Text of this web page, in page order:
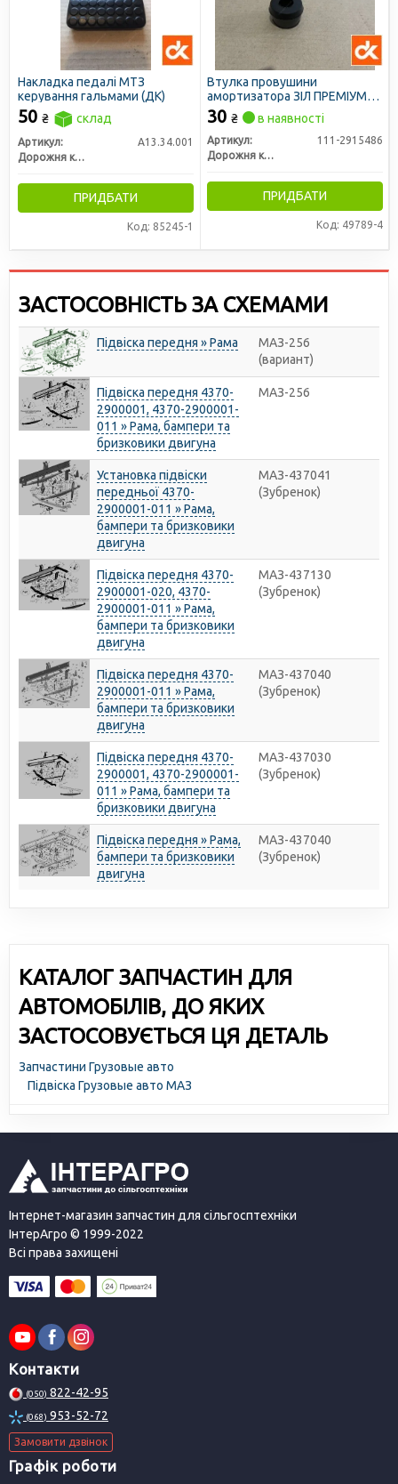
Накладка педалі МТЗ
керування гальмами (ДК)
50 ₴ склад
Артикул:
А13.34.001
Дорожня карта
ПРИДБАТИ
Код: 85245-1
Втулка провушини
амортизатора ЗІЛ ПРЕМІУМ
(ДК)
30 ₴ в наявності
Артикул:
111-2915486
Дорожня карта
ПРИДБАТИ
Код: 49789-4
ЗАСТОСОВНІСТЬ ЗА СХЕМАМИ
Підвіска передня » Рама
МАЗ-256
(вариант)
Підвіска передня 4370-
2900001, 4370-2900001-
011 » Рама, бампери та
бризковики двигуна
МАЗ-256
Установка підвіски
передньої 4370-
2900001-011 » Рама,
бампери та бризковики
двигуна
МАЗ-437041
(Зубренок)
Підвіска передня 4370-
2900001-020, 4370-
2900001-011 » Рама,
бампери та бризковики
двигуна
МАЗ-437130
(Зубренок)
Підвіска передня 4370-
2900001-011 » Рама,
бампери та бризковики
двигуна
МАЗ-437040
(Зубренок)
Підвіска передня 4370-
2900001, 4370-2900001-
011 » Рама, бампери та
бризковики двигуна
МАЗ-437030
(Зубренок)
Підвіска передня » Рама,
бампери та бризковики
двигуна
МАЗ-437040
(Зубренок)
КАТАЛОГ ЗАПЧАСТИН ДЛЯ
АВТОМОБІЛІВ, ДО ЯКИХ
ЗАСТОСОВУЄТЬСЯ ЦЯ ДЕТАЛЬ
Запчастини Грузовые авто
Підвіска Грузовые авто МАЗ
Інтернет-магазин запчастин для сільгосптехніки
ІнтерАгро © 1999-2022
Всі права захищені
Контакти
(050) 822-42-95
(068) 953-52-72
Замовити дзвінок
Графік роботи